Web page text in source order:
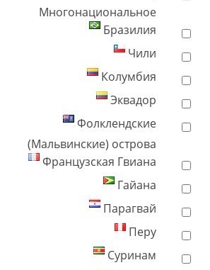
Многонациональное
Бразилия
Чили
Колумбия
Эквадор
Фолклендские
(Мальвинские) острова
Французская Гвиана
Гайана
Парагвай
Перу
Суринам